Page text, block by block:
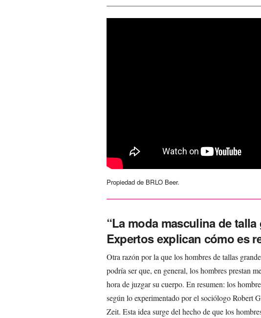
Propiedad de BRLO Beer.
“La moda masculina de
Expertos explican cómo es
Otra razón por la que los hombres de tallas
podría ser que, en general, los hombres prestan
hora de juzgar su cuerpo. En resumen: los
según lo experimentado por el sociólogo Robert
Zeit. Esta idea surge del hecho de que los